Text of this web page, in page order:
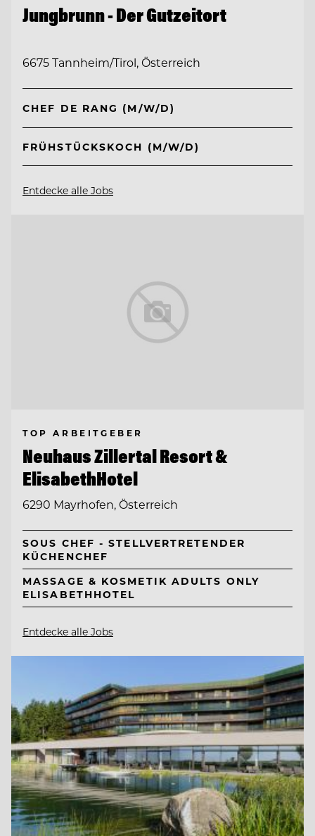
Jungbrunn - Der Gutzeitort
6675 Tannheim/Tirol, Österreich
CHEF DE RANG (M/W/D)
FRÜHSTÜCKSKOCH (M/W/D)
Entdecke alle Jobs
TOP ARBEITGEBER
Neuhaus Zillertal Resort &
ElisabethHotel
6290 Mayrhofen, Österreich
SOUS CHEF - STELLVERTRETENDER
KÜCHENCHEF
MASSAGE & KOSMETIK ADULTS ONLY
ELISABETHHOTEL
Entdecke alle Jobs